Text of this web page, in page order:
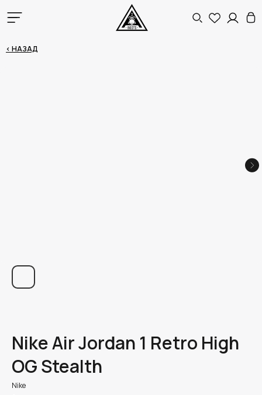
< НАЗАД
Nike Air Jordan 1 Retro High
OG Stealth
Nike